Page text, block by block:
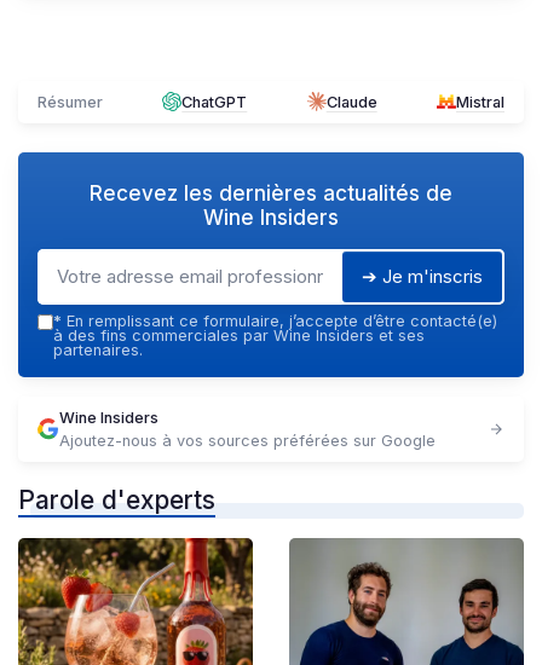
Résumer ChatGPT Claude Mistral
Recevez les dernières actualités de
Wine Insiders
➔ Je m'inscris
* En remplissant ce formulaire, j’accepte d’être contacté(e)
à des fins commerciales par Wine Insiders et ses
partenaires.
Wine Insiders
Ajoutez-nous à vos sources préférées sur Google
Parole d'experts